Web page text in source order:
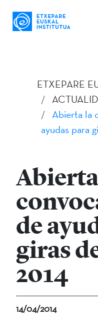
ETXEPARE
Abierta la
ayudas para
de
giras
2014
14/04/2014